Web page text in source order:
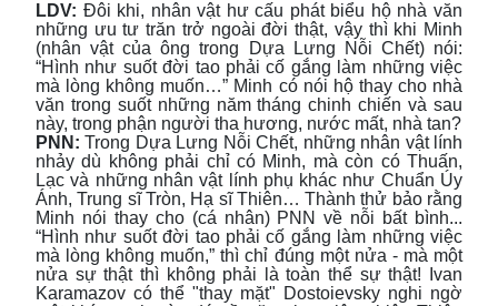
LDV: Đôi khi, nhân vật hư cấu phát biểu hộ nhà văn
những ưu tư trăn trở ngoài đời thật, vậy thì khi Minh
(nhân vật của ông trong Dựa Lưng Nỗi Chết) nói:
“Hình như suốt đời tao phải cố gắng làm những việc
mà lòng không muốn…” Minh có nói hộ thay cho nhà
văn trong suốt những năm tháng chinh chiến và sau
này, trong phận người tha hương, nước mất, nhà tan?
PNN: Trong Dựa Lưng Nỗi Chết, những nhân vật lính
nhảy dù không phải chỉ có Minh, mà còn có Thuấn,
Lạc và những nhân vật lính phụ khác như Chuẩn Úy
Ánh, Trung sĩ Tròn, Hạ sĩ Thiên… Thành thử bảo rằng
Minh nói thay cho (cá nhân) PNN về nỗi bất bình...
“Hình như suốt đời tao phải cố gắng làm những việc
mà lòng không muốn,” thì chỉ đúng một nửa - mà một
nửa sự thật thì không phải là toàn thể sự thật! Ivan
Karamazov có thể "thay mặt" Dostoievsky nghi ngờ